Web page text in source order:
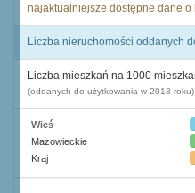
najaktualniejsze dostępne dane o
Liczba nieruchomości oddanych
Liczba mieszkań na 1000
(oddanych do użytkowania w 2018 roku)
Wieś
Mazowieckie
Kraj